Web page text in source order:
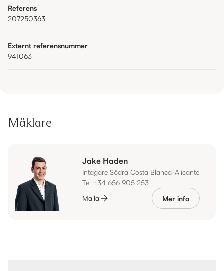
Referens
207250363
Externt referensnummer
941063
Mäklare
Jake Haden
Intagare Södra Costa Blanca-Alicante
Tel +34 656 905 253
Maila
Mer info